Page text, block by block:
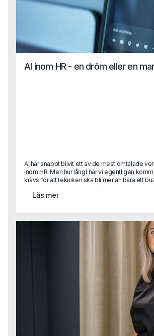
AI inom HR - en dröm eller en
AI har snabbt blivit ett av de mest omtalade
inom HR. Men hur långt har vi egentligen
krävs för att tekniken ska bli mer än bara ett
internationella organisationer, har lett globala
AI kan frigöra tid, förbättra beslutsstöd och
mervärde inom HR, men också vilka kulturella,
och organisatoriska hinder som ofta bromsar
utvecklingen.Vad gör man när AI-lösningen
verkligheten?Hur säkrar man tillit, kvalitet och
Läs mer